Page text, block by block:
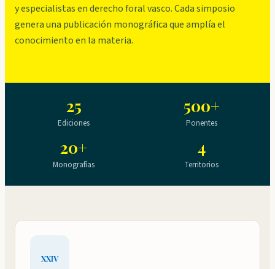
y especialistas en derecho foral vasco. Cada simposio
genera una publicación monográfica que amplía el
conocimiento en la materia.
25
Ediciones
500+
Ponentes
20+
Monografías
4
Territorios
XXIV